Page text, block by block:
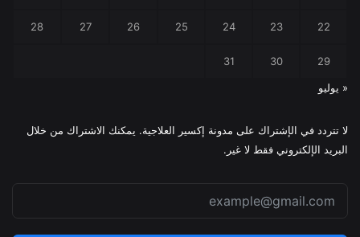
22
23
24
25
26
27
28
29
30
31
« يوليو
لا تتردد في الإشتراك على مدونة إكسير العلاجية. يمكنك الاشتراك من خلال
البريد الإلكتروني فقط لا غير.